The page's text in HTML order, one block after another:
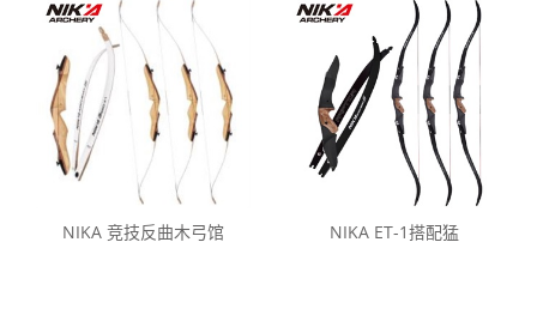
NIKA 竞技反曲木弓馆 NIKA ET-1搭配猛